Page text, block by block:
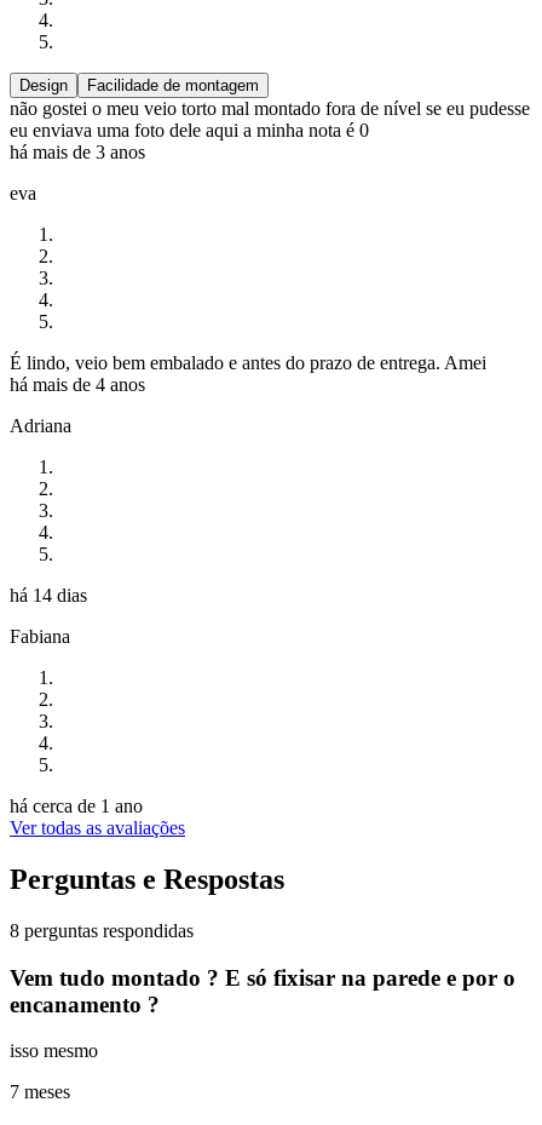
Design Facilidade de montagem
não gostei o meu veio torto mal montado fora de nível se eu pudesse
eu enviava uma foto dele aqui a minha nota é 0
há mais de 3 anos
eva
É lindo, veio bem embalado e antes do prazo de entrega. Amei
há mais de 4 anos
Adriana
há 14 dias
Fabiana
há cerca de 1 ano
Ver todas as avaliações
Perguntas e Respostas
8 perguntas respondidas
Vem tudo montado ? E só fixisar na parede e por o
encanamento ?
isso mesmo
7 meses